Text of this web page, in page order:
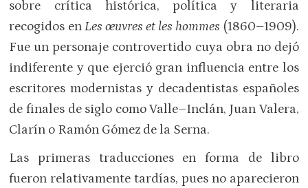
sobre crítica histórica, política y literaria
recogidos enLes œuvres et les hommes (1860–1909).
Fue un personaje controvertido cuya obra no dejó
indiferente y que ejerció gran influencia entre los
escritores modernistas y decadentistas españoles
de finales de siglo como Valle–Inclán, Juan Valera,
Clarín o Ramón Gómez de la Serna.
Las primeras traducciones en forma de libro
fueron relativamente tardías, pues no aparecieron